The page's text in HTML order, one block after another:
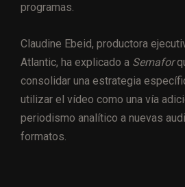
programas.
Claudine Ebeid, productora
Atlantic, ha explicado a Semafor
consolidar una estrategia
utilizar el vídeo como una vía
periodismo analítico a nuevas
formatos.